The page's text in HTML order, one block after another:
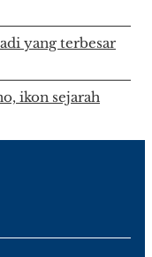
yang terbesar
ikon sejarah